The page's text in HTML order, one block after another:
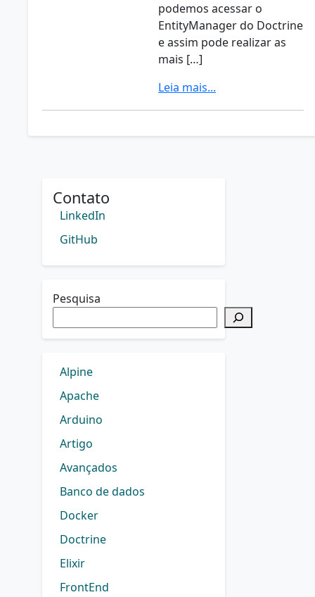
podemos acessar o
EntityManager do Doctrine
e assim pode realizar as
mais […]
Leia mais...
Contato
LinkedIn
GitHub
Pesquisa
Alpine
Apache
Arduino
Artigo
Avançados
Banco de dados
Docker
Doctrine
Elixir
FrontEnd